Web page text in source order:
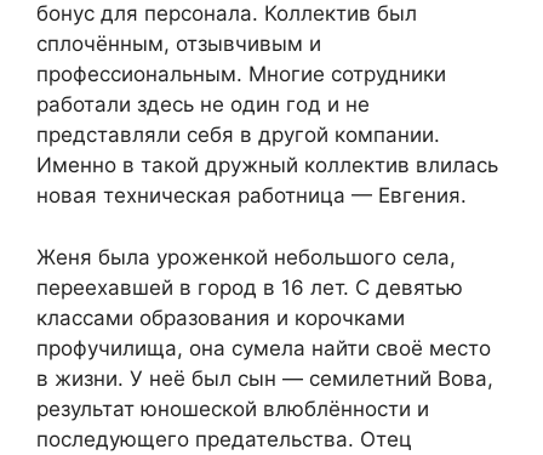
бонус для персонала. Коллектив был
сплочённым, отзывчивым и
профессиональным. Многие сотрудники
работали здесь не один год и не
представляли себя в другой компании.
Именно в такой дружный коллектив влилась
новая техническая работница — Евгения.
Женя была уроженкой небольшого села,
переехавшей в город в 16 лет. С девятью
классами образования и корочками
профучилища, она сумела найти своё место
в жизни. У неё был сын — семилетний Вова,
результат юношеской влюблённости и
последующего предательства. Отец